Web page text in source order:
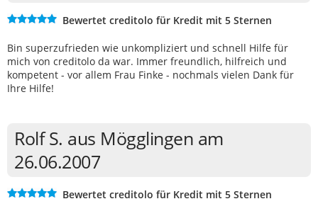
Bewertet creditolo für Kredit mit 5 Sternen
Bin superzufrieden wie unkompliziert und schnell Hilfe für
mich von creditolo da war. Immer freundlich, hilfreich und
kompetent - vor allem Frau Finke - nochmals vielen Dank für
Ihre Hilfe!
Rolf S. aus Mögglingen am
26.06.2007
Bewertet creditolo für Kredit mit 5 Sternen